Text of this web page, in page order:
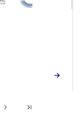
Page suivante